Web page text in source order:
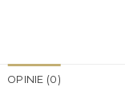
OPINIE (0)